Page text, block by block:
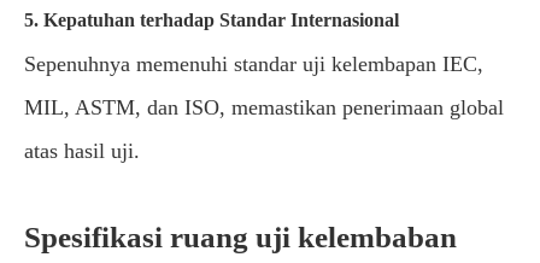
5. Kepatuhan terhadap Standar Internasional
Sepenuhnya memenuhi standar uji kelembapan IEC,
MIL, ASTM, dan ISO, memastikan penerimaan global
atas hasil uji.
Spesifikasi ruang uji kelembaban